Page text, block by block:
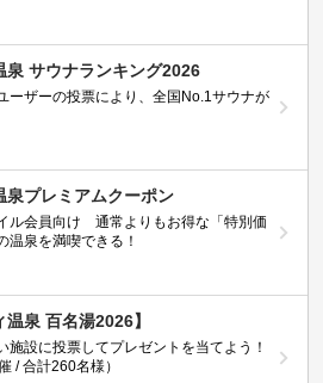
泉 サウナランキング2026
ーザーの投票により、全国No.1サウナが
泉プレミアムクーポン
ル会員向け 通常よりもお得な「特別価
温泉を満喫できる！
温泉 百名湯2026】
施設に投票してプレゼントを当てよう！
/ 合計260名様）